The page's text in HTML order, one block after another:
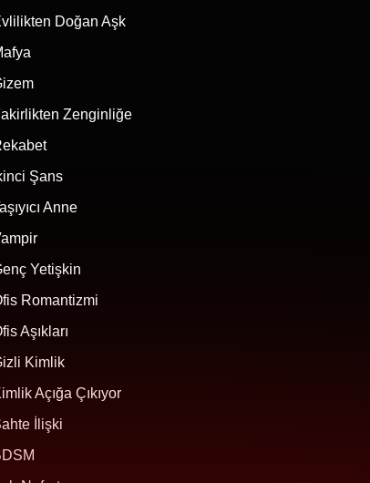
Doğan Aşk
Zenginliğe
Şans
Anne
Yetişkin
Romantizmi
Aşıkları
Kimlik
Açığa Çıkıyor
İlişki